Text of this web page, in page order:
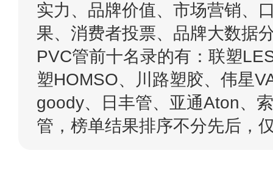
实力、品牌价值、市场营销、
果、消费者投票、品牌大数据
PVC管前十名录的有：联塑
塑HOMSO、川路塑胶、伟星
goody、日丰管、亚通Aton、
管，榜单结果排序不分先后，